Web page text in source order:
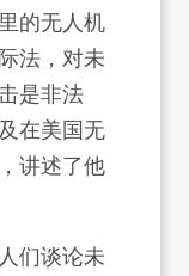
的无人机
法，对未
是非法
在美国无
讲述了他
们谈论未